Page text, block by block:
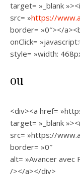
target= »_blank
src= »https://
border= »0″></
onClick=
style= »width:
ou
<div><a href=
target= »_blank
src= »https://
border= »0″
alt= »Avancer avec
/></a></div>